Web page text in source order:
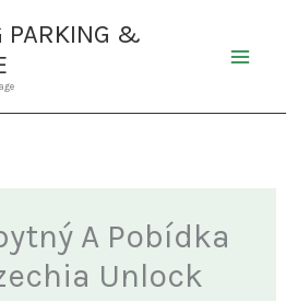
PARKING &
A Pobídka
Unlock